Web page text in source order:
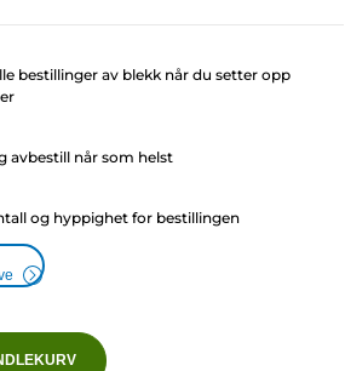
bestillinger av blekk når du setter opp
avbestill når som helst
og hyppighet for bestillingen